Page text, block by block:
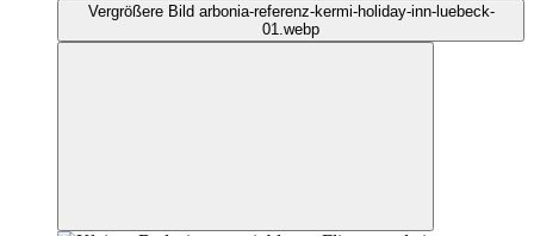
Vergrößere Bild arbonia-referenz-kermi-holiday-inn-luebeck-
01.webp